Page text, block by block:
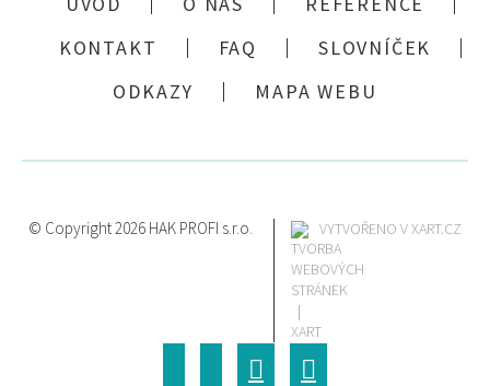
KONTAKT
FAQ
SLOVNÍČEK
ODKAZY
MAPA WEBU
© Copyright 2026 HAK PROFI s.r.o. VYTVOŘENO V XART.CZ